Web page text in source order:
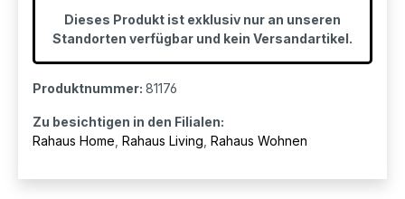
Dieses Produkt ist exklusiv nur an unseren
Standorten verfügbar und kein Versandartikel.
Produktnummer: 81176
Zu besichtigen in den Filialen:
Rahaus Home Rahaus Living Rahaus Wohnen